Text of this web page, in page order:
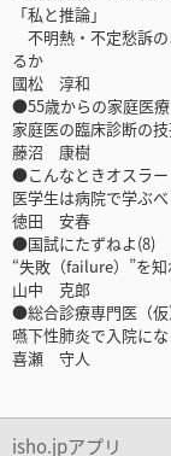
「私と推論」
不明熱・不定愁訴
るか
國松 淳和
●55歳からの家庭医
家庭医の臨床診断の技
藤沼 康樹
●こんなときオスラ
医学生は病院で学ぶ
徳田 安春
●国試にたずねよ(8)
“失敗（failure）”を
山中 克郎
●総合診療専門医（
嚥下性肺炎で入院に
喜瀬 守人
isho.jpアプリ